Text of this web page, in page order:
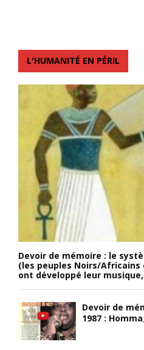
L'HUMANITÉ EN PÉRIL
Devoir de mémoire : le
(les peuples Noirs/Africains
ont développé leur
Devoir de
1987 :